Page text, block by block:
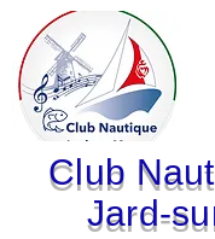
Club
Jard-